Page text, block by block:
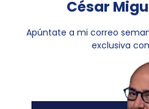
César
Apúntate a mi correo
exclusiva